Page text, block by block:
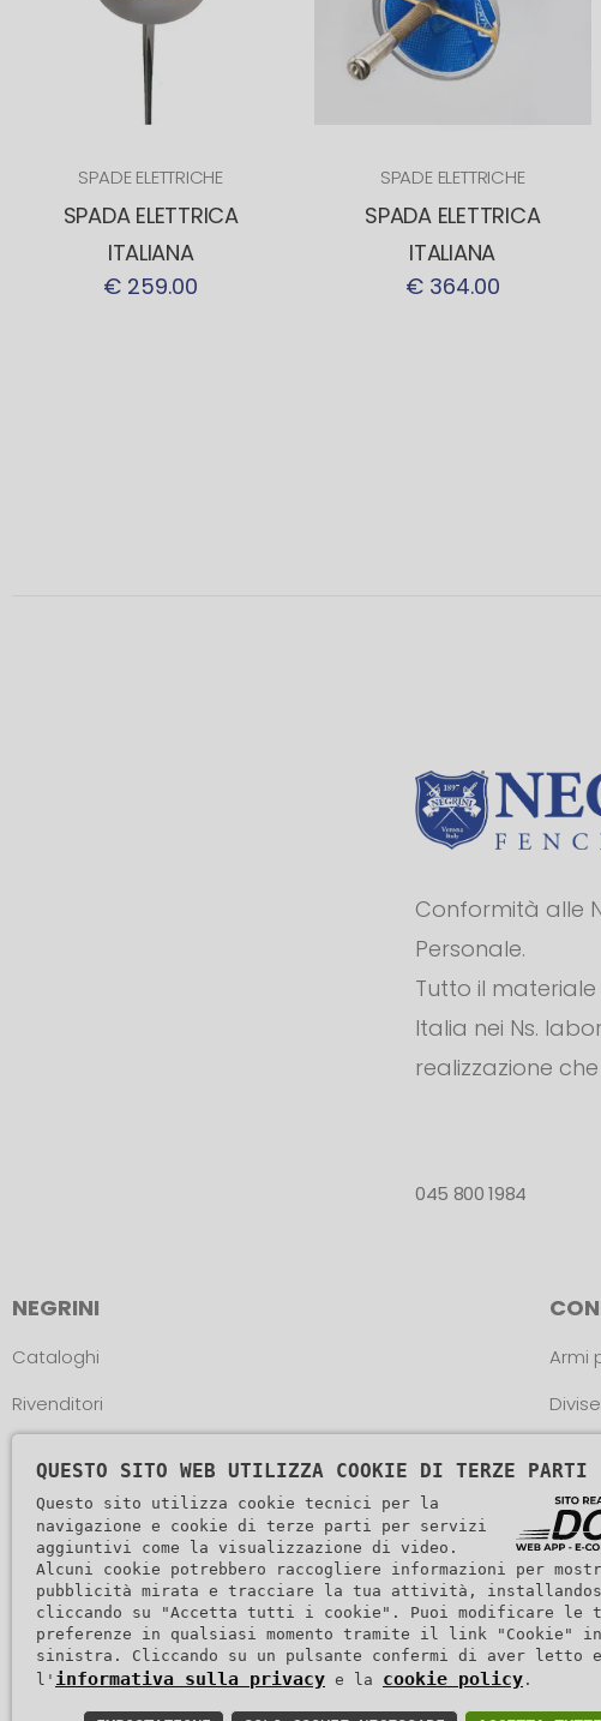
SPADE ELETTRICHE
SPADA ELETTRICA
ITALIANA
€ 259.00
SPADE ELETTRICHE
SPADA ELETTRICA
ITALIANA
€ 364.00
Conformità alle
Personale.
Tutto il
Italia nei Ns.
realizzazione
045 800 1984
NEGRINI
Cataloghi
Rivenditori
Assistenza
Armi
Copyright © L.
QUESTO SITO WEB UTILIZZA COOKIE DI TERZE PARTI
Questo sito utilizza cookie tecnici per la
navigazione e cookie di terze parti per servizi
aggiuntivi come la visualizzazione di video.
Alcuni cookie potrebbero raccogliere informazioni per
pubblicità mirata e tracciare la tua attività,
cliccando su "Accetta tutti i cookie". Puoi modificare le
preferenze in qualsiasi momento tramite il link "Cookie" in
sinistra. Cliccando su un pulsante confermi di aver letto
l' informativa sulla privacy e la cookie policy .